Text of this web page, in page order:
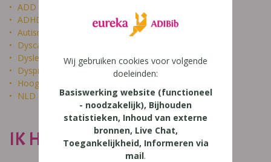
ADD
ADHD
Autisme
Dyscalculie
Dyslexie
Dyspraxie
Hoogbegaafdheid
NLD
IK HEET NIET DOM
Wij gebruiken cookies voor volgende
doeleinden:
Basiswerking website (functioneel
- noodzakelijk), Bijhouden
statistieken, Inhoud van externe
bronnen, Live Chat,
Toegankelijkheid, Informeren via
mail.